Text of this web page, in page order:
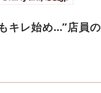
キレ始め…”店員の